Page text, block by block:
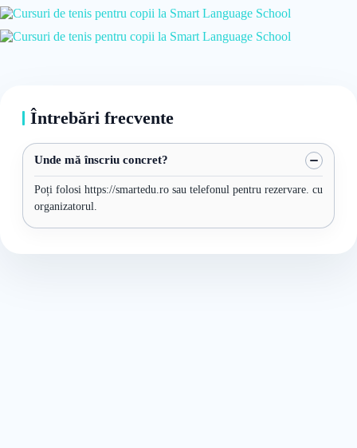
Întrebări frecvente
Unde mă înscriu concret?
Poți folosi https://smartedu.ro sau telefonul pentru rezervare. cu
organizatorul.